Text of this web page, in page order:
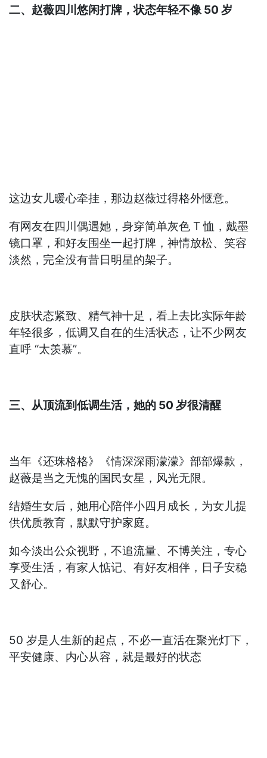
二、赵薇四川悠闲打牌，状态年轻不像 50 岁
这边女儿暖心牵挂，那边赵薇过得格外惬意。
有网友在四川偶遇她，身穿简单灰色 T 恤，戴墨
镜口罩，和好友围坐一起打牌，神情放松、笑容
淡然，完全没有昔日明星的架子。
皮肤状态紧致、精气神十足，看上去比实际年龄
年轻很多，低调又自在的生活状态，让不少网友
直呼 “太羡慕”。
三、从顶流到低调生活，她的 50 岁很清醒
当年《还珠格格》《情深深雨濛濛》部部爆款，
赵薇是当之无愧的国民女星，风光无限。
结婚生女后，她用心陪伴小四月成长，为女儿提
供优质教育，默默守护家庭。
如今淡出公众视野，不追流量、不博关注，专心
享受生活，有家人惦记、有好友相伴，日子安稳
又舒心。
50 岁是人生新的起点，不必一直活在聚光灯下，
平安健康、内心从容，就是最好的状态